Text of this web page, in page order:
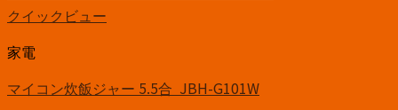
クイックビュー
家電
マイコン炊飯ジャー 5.5合 JBH-G101W